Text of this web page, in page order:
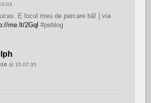
E locul meu de parcare bă! | via
me.lt/2Gql #peblog
@ 15:07:35